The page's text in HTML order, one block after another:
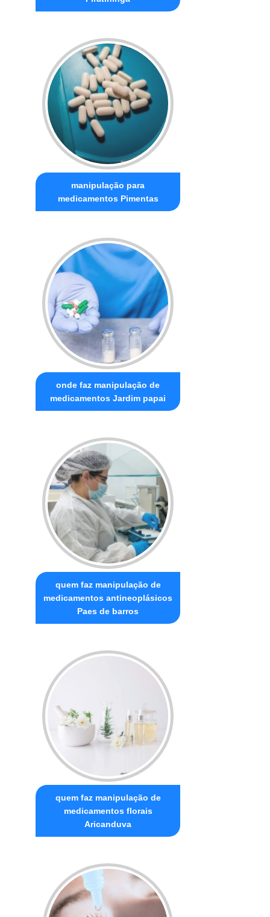
manipulação para
medicamentos Pimentas
onde faz manipulação de
medicamentos Jardim papai
quem faz manipulação de
medicamentos antineoplásicos
Paes de barros
quem faz manipulação de
medicamentos florais
Aricanduva